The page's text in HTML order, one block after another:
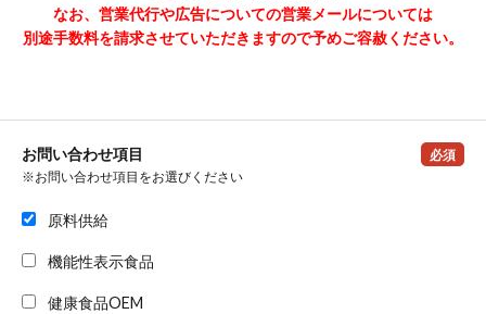
なお、営業代行や広告についての営業メールについては
別途手数料を請求させていただきますので予めご容赦ください。
お問い合わせ項目
※お問い合わせ項目をお選びください
必須
原料供給
機能性表示食品
健康食品OEM